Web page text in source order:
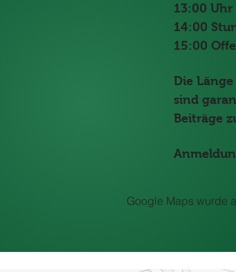
13:00
14:00
15:00
Die
sind
Beiträge
Google Maps wurde